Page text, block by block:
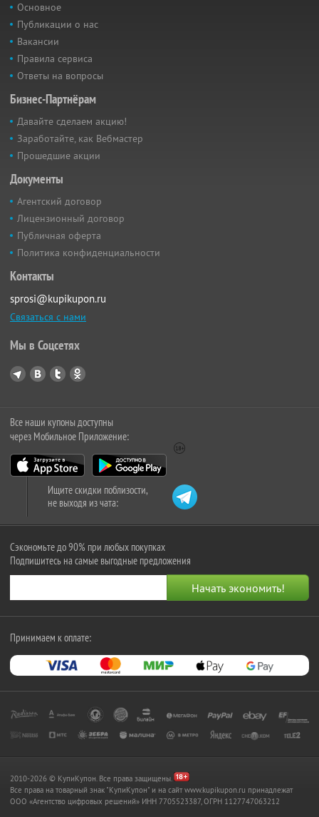
Основное
Публикации о нас
Вакансии
Правила сервиса
Ответы на вопросы
Бизнес-Партнёрам
Давайте сделаем акцию!
Заработайте, как Вебмастер
Прошедшие акции
Документы
Агентский договор
Лицензионный договор
Публичная оферта
Политика конфиденциальности
Контакты
sprosi@kupikupon.ru
Связаться с нами
Мы в Соцсетях
Все наши купоны доступны
через Мобильное Приложение:
Ищите скидки поблизости,
не выходя из чата:
Сэкономьте до 90% при любых покупках
Подпишитесь на самые выгодные предложения
Принимаем к оплате:
2010-2026 © КупиКупон. Все права защищены.
Все права на товарный знак "КупиКупон" и на сайт www.kupikupon.ru принадлежат
OOO «Агентство цифровых решений» ИНН 7705523387, ОГРН 1127747063212